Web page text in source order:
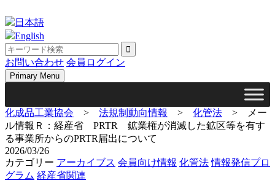
to
content
日本語
English
お問い合わせ 会員ログイン
Primary Menu
化成品工業協会 > 法規制動向情報 > 化管法 >
メー
ル情報Ｒ：経産省 PRTR 鉱業権が消滅した鉱区等を有す
る事業所からのPRTR届出について
2026/03/26
カテゴリー アーカイブス 会員向け情報 化管法 情報発信プロ
グラム 経産省関連